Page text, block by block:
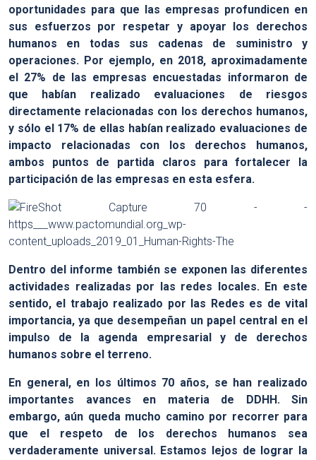
oportunidades para que las empresas profundicen en
sus esfuerzos por respetar y apoyar los derechos
humanos en todas sus cadenas de suministro y
operaciones. Por ejemplo, en 2018, aproximadamente
el 27% de las empresas encuestadas informaron de
que habían realizado evaluaciones de riesgos
directamente relacionadas con los derechos humanos,
y sólo el 17% de ellas habían realizado evaluaciones de
impacto relacionadas con los derechos humanos,
ambos puntos de partida claros para fortalecer la
participación de las empresas en esta esfera.
Dentro del informe también se exponen las diferentes
actividades realizadas por las redes locales. En este
sentido, el trabajo realizado por las Redes es de vital
importancia, ya que desempeñan un papel central en el
impulso de la agenda empresarial y de derechos
humanos sobre el terreno.
En general, en los últimos 70 años, se han realizado
importantes avances en materia de DDHH. Sin
embargo, aún queda mucho camino por recorrer para
que el respeto de los derechos humanos sea
verdaderamente universal. Estamos lejos de lograr la